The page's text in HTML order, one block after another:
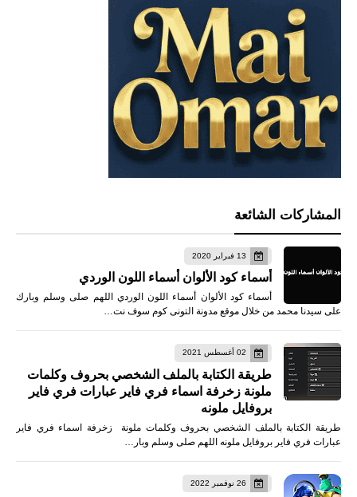
المشاركات الشائعة
13 فبراير 2020
أسماء كود الألوان أسماء اللون الوردي
أسماء كود الألوان أسماء اللون الوردي اللهم صلى وسلم وبارك
على سيدنا محمد من خلال موقع مدونة التونى كوم سوف نت…
02 أغسطس 2021
طريقة الكتابة بالملف الشخصي بحروف وكلمات
ملونة زخرفة اسماء فري فاير عبارات فري فاير
بروفايل ملونه
طريقة الكتابة بالملف الشخصي بحروف وكلمات ملونة زخرفة اسماء فري فاير
عبارات فري فاير بروفايل ملونه اللهم صلى وسلم وبار…
26 نوفمبر 2022